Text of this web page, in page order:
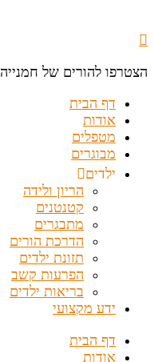
הצטרפו להורים של חמנייה
דף הבית
אודות
מטפלים
מבוגרים
ילדים
הריון ולידה
קטנטנים
מתבגרים
הדרכת הורים
תזונת ילדים
הפרעות קשב
בריאות ילדים
ידע מקצועי
דף הבית
אודות